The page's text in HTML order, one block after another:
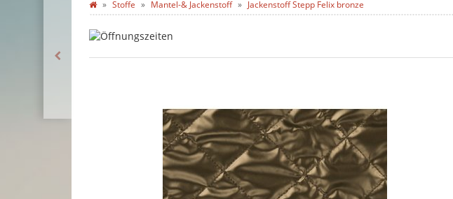
Stoffe Mantel-& Jackenstoff Jackenstoff Stepp Felix bronze